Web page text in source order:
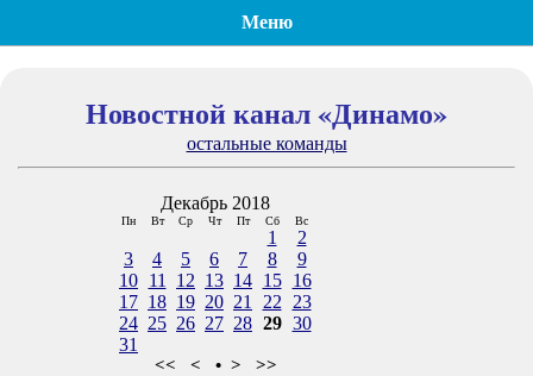
Меню
Новостной канал «Динамо»
остальные команды
Декабрь 2018
Пн Вт Ср Чт Пт Сб Вс
1
2
3
4 5 6 7 8
9
10 11 12 13 14 15
16
17 18 19 20 21 22
23
24 25 26 27 28 29 30
31
<< < • > >>